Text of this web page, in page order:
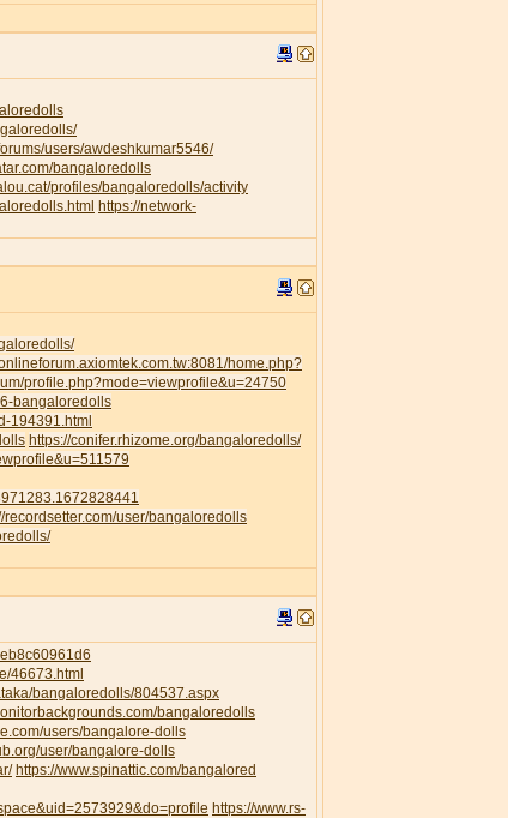
users/awdeshkumar5546/
bangaloredolls
profiles/bangaloredolls/activity
https://network-
home.php?
profile.php?mode=viewprofile&u=24750
bangaloredolls
194391.html
https://conifer.rhizome.org/bangaloredolls/
recordsetter.com/user/bangaloredolls
46673.html
bangaloredolls/804537.aspx
bangaloredolls
users/bangalore-dolls
user/bangalore-dolls
https://www.spinattic.com/bangalored
https://www.rs-